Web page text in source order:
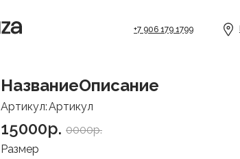
+7 906 179 1799
Артикул
Артикул:
0000p.
15000p.
Размер
НазваниеОписание